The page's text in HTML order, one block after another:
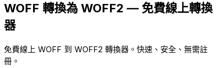
WOFF 轉換為 WOFF2 — 免費線上轉換
器
免費線上 WOFF 到 WOFF2 轉換器。快速、安全、無需註
冊。